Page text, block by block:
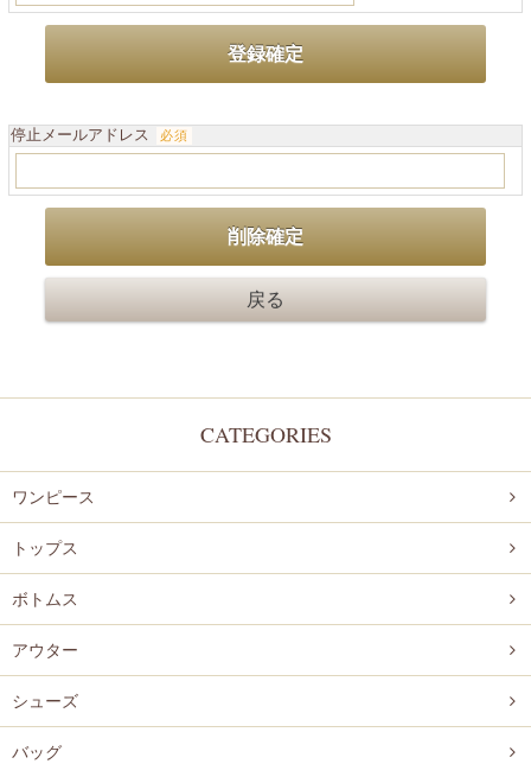
停止メールアドレス 必須
CATEGORIES
ワンピース
トップス
ボトムス
アウター
シューズ
バッグ